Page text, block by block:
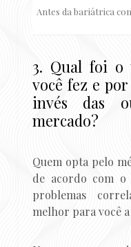
Antes da bariátrica
3. Qual foi
você fez e
invés das
mercado?
Quem opta pelo
de acordo com o
problemas
melhor para você